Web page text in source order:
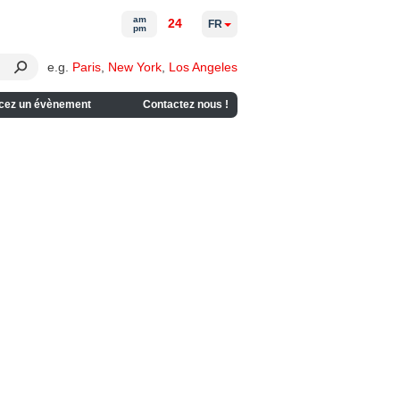
e.g. Paris New York Los Angeles
un évènement Contactez nous !
am
pm
24 FR